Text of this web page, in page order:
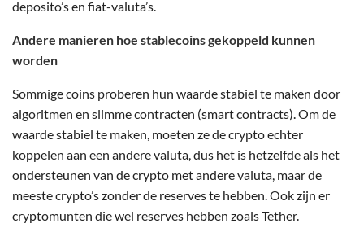
deposito’s en fiat-valuta’s.
Andere manieren hoe stablecoins gekoppeld kunnen
worden
Sommige coins proberen hun waarde stabiel te maken door
algoritmen en slimme contracten (smart contracts). Om de
waarde stabiel te maken, moeten ze de crypto echter
koppelen aan een andere valuta, dus het is hetzelfde als het
ondersteunen van de crypto met andere valuta, maar de
meeste crypto’s zonder de reserves te hebben. Ook zijn er
cryptomunten die wel reserves hebben zoals Tether.